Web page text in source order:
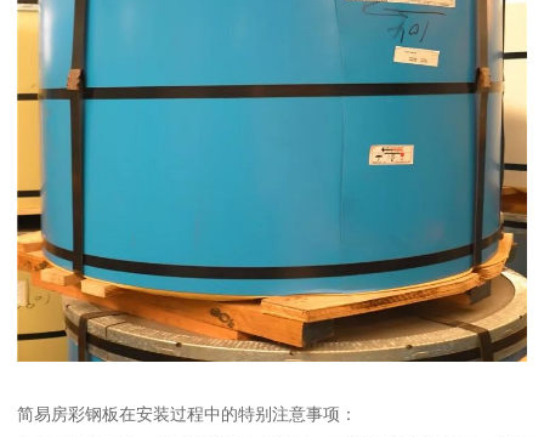
简易房彩钢板在安装过程中的特别注意事项：